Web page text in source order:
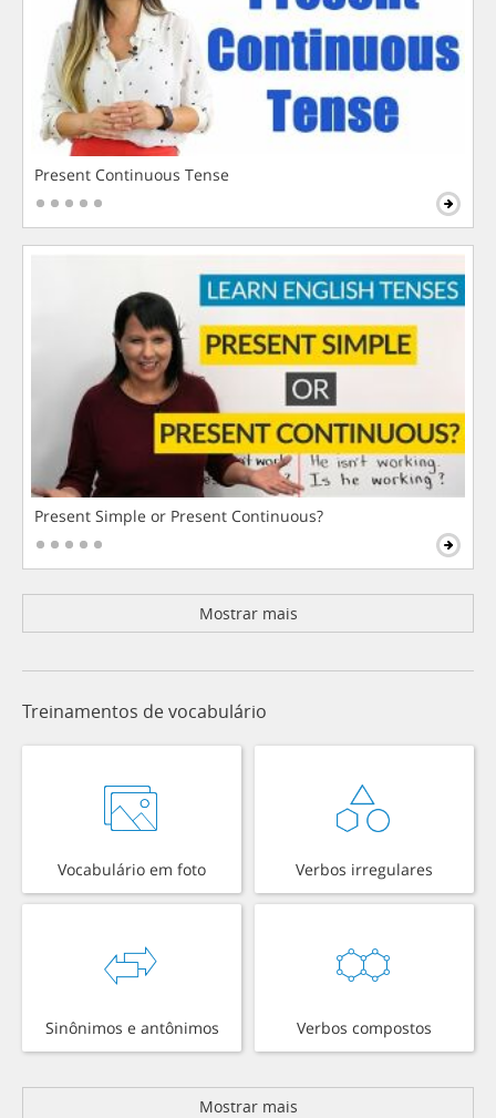
Present Continuous Tense
Present Simple or Present Continuous?
Mostrar mais
Treinamentos de vocabulário
Vocabulário em foto Verbos irregulares
Sinônimos e antônimos Verbos compostos
Mostrar mais